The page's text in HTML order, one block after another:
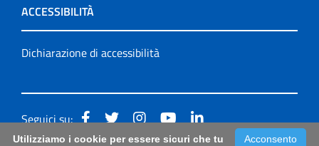
ACCESSIBILITÀ
Dichiarazione di accessibilità
Seguici su:
Acconsento
Utilizziamo i cookie per essere sicuri che tu